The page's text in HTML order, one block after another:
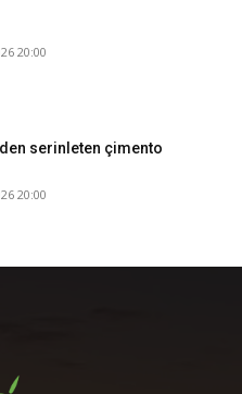
20:00
serinleten çimento
20:00